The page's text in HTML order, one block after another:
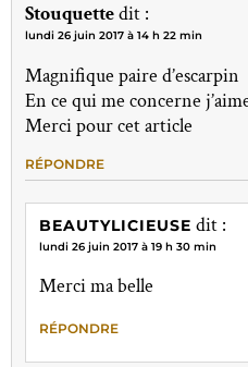
Stouquettedit :
lundi 26 juin 2017 à 14 h 22 min
Magnifique paire d’escarpin
En ce qui me concerne
Merci pour cet article
RÉPONDRE
BEAUTYLICIEUSE dit :
lundi 26 juin 2017 à 19 h 30 min
Merci ma belle
RÉPONDRE